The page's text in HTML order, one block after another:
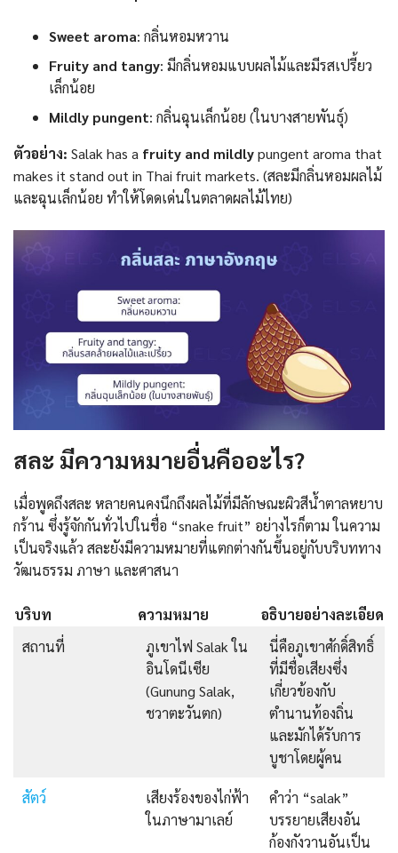
Sweet aroma: กลิ่นหอมหวาน
Fruity and tangy: มีกลิ่นหอมแบบผลไม้และมีรสเปรี้ยว
เล็กน้อย
Mildly pungent: กลิ่นฉุนเล็กน้อย (ในบางสายพันธุ์)
ตัวอย่าง: Salak has a fruity and mildlypungent aroma that
makes it stand out in Thai fruit markets. (สละมีกลิ่นหอมผลไม้
และฉุนเล็กน้อย ทำให้โดดเด่นในตลาดผลไม้ไทย)
สละ มีความหมายอื่นคืออะไร?
เมื่อพูดถึงสละ หลายคนคงนึกถึงผลไม้ที่มีลักษณะผิวสีน้ำตาลหยาบ
กร้าน ซึ่งรู้จักกันทั่วไปในชื่อ “snake fruit” อย่างไรก็ตาม ในความ
เป็นจริงแล้ว สละยังมีความหมายที่แตกต่างกันขึ้นอยู่กับบริบททาง
วัฒนธรรม ภาษา และศาสนา
บริบท ความหมาย
อธิบายอย่างละเอียด
สถานที่
ภูเขาไฟ Salak ใน
อินโดนีเซีย
(Gunung Salak,
ชวาตะวันตก)
นี่คือภูเขาศักดิ์สิทธิ์
ที่มีชื่อเสียงซึ่ง
เกี่ยวข้องกับ
ตำนานท้องถิ่น
และมักได้รับการ
บูชาโดยผู้คน
สัตว์
เสียงร้องของไก่ฟ้า
ในภาษามาเลย์
คำว่า “salak”
บรรยายเสียงอัน
ก้องกังวานอันเป็น